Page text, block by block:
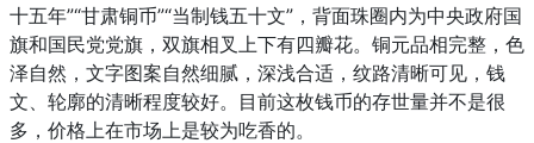
十五年”“甘肃铜币”“当制钱五十文”，背面珠圈内为中央政府国
旗和国民党党旗，双旗相叉上下有四瓣花。铜元品相完整，色
泽自然，文字图案自然细腻，深浅合适，纹路清晰可见，钱
文、轮廓的清晰程度较好。目前这枚钱币的存世量并不是很
多，价格上在市场上是较为吃香的。